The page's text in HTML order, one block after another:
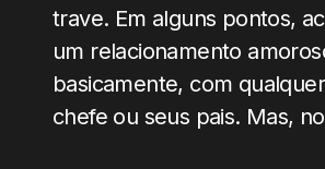
trave. Em alguns pontos,
um relacionamento
basicamente, com
chefe ou seus pais. Mas,